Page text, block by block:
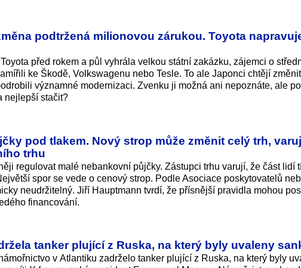
podtržená milionovou zárukou. Toyota
Toyota před rokem a půl vyhrála velkou státní zakázku, zájemci o
ke Škodě, Volkswagenu nebo Tesle. To ale Japonci chtějí
významné modernizaci. Zvenku ji možná ani nepoznáte, ale
nejlepší stačit?
pod tlakem. Nový strop může změnit celý trh,
trhu
regulovat malé nebankovní půjčky. Zástupci trhu varují, že část lidí
spor se vede o cenový strop. Podle Asociace poskytovatelů
neudržitelný. Jiří Hauptmann tvrdí, že přísnější pravidla mohou
financování.
tanker plující z Ruska, na který byly uvaleny
v Atlantiku zadrželo tanker plující z Ruska, na který byly